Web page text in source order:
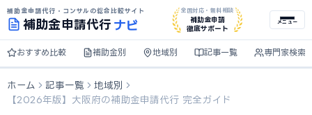
補助金申請代行・コンサルの総合比較サイト
補助金申請代行 ナビ
全国対応・無料相談
補助金申請
徹底サポート
メニュー
おすすめ比較 補助金別 地域別 記事一覧 専門家検索
ホーム 記事一覧
地域別
【2026年版】大阪府の補助金申請代行 完全ガイド